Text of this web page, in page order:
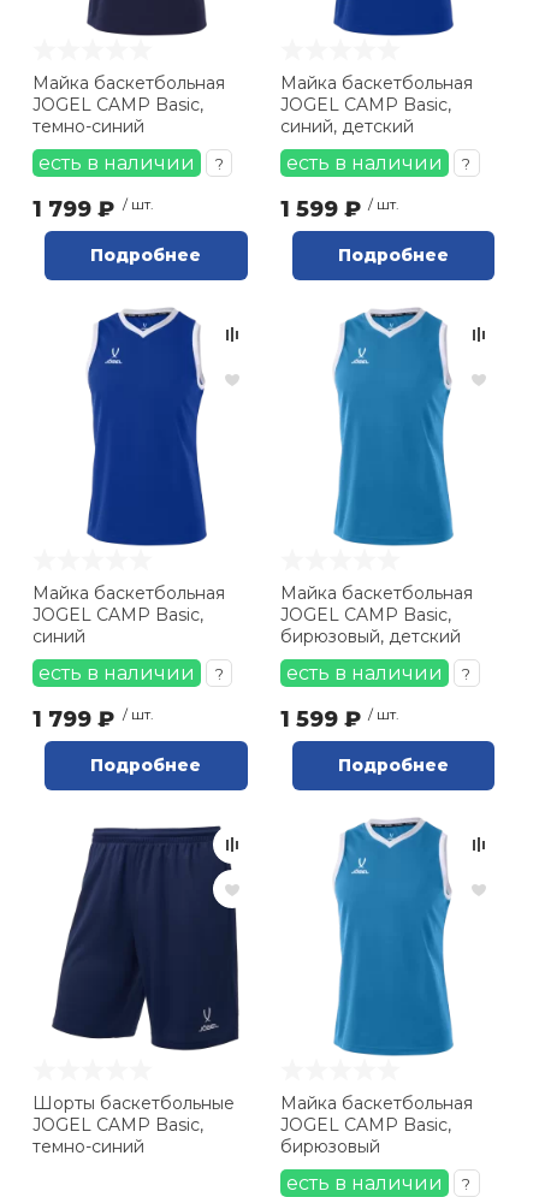
Майка баскетбольная
JOGEL CAMP Basic,
темно-синий
есть в наличии ?
1 799 ₽ / шт.
Подробнее
Майка баскетбольная
JOGEL CAMP Basic,
синий, детский
есть в наличии ?
1 599 ₽ / шт.
Подробнее
Майка баскетбольная
JOGEL CAMP Basic,
синий
есть в наличии ?
1 799 ₽ / шт.
Подробнее
Майка баскетбольная
JOGEL CAMP Basic,
бирюзовый, детский
есть в наличии ?
1 599 ₽ / шт.
Подробнее
Шорты баскетбольные
JOGEL CAMP Basic,
темно-синий
Майка баскетбольная
JOGEL CAMP Basic,
бирюзовый
есть в наличии ?